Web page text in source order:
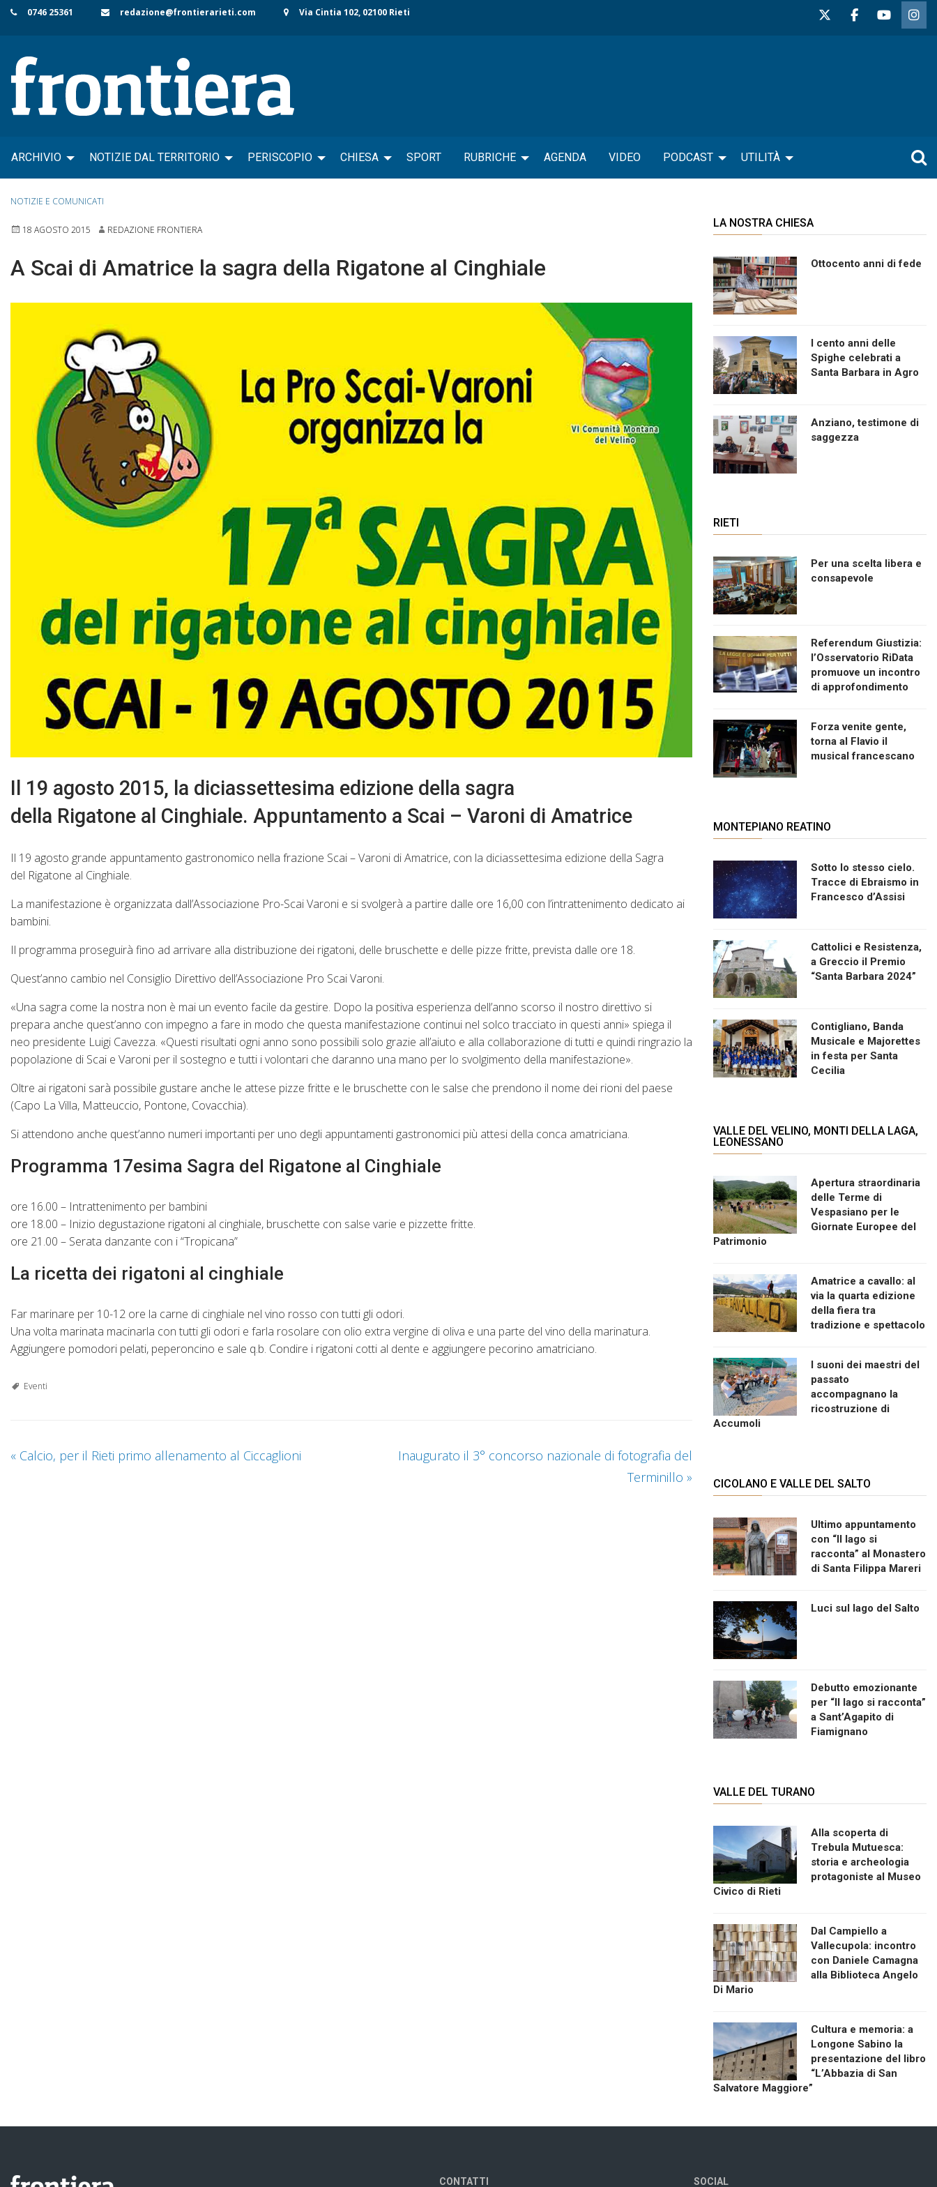
Skip
content
0746 25361 redazione@frontierarieti.com Via Cintia 102, 02100 Rieti
ARCHIVIO NOTIZIE DAL TERRITORIO PERISCOPIO CHIESA SPORT RUBRICHE AGENDA VIDEO PODCAST UTILITÀ
NOTIZIE E COMUNICATI
18 AGOSTO 2015 REDAZIONE FRONTIERA
A Scai di Amatrice la sagra della Rigatone al Cinghiale
Il 19 agosto 2015, la diciassettesima edizione della sagra
della Rigatone al Cinghiale. Appuntamento a Scai – Varoni di Amatrice
Il 19 agosto grande appuntamento gastronomico nella frazione Scai – Varoni di Amatrice, con la diciassettesima edizione della Sagra
del Rigatone al Cinghiale.
La manifestazione è organizzata dall’Associazione Pro-Scai Varoni e si svolgerà a partire dalle ore 16,00 con l’intrattenimento dedicato ai
bambini.
Il programma proseguirà fino ad arrivare alla distribuzione dei rigatoni, delle bruschette e delle pizze fritte, prevista dalle ore 18.
Quest’anno cambio nel Consiglio Direttivo dell’Associazione Pro Scai Varoni.
«Una sagra come la nostra non è mai un evento facile da gestire. Dopo la positiva esperienza dell’anno scorso il nostro direttivo si
prepara anche quest’anno con impegno a fare in modo che questa manifestazione continui nel solco tracciato in questi anni» spiega il
neo presidente Luigi Cavezza. «Questi risultati ogni anno sono possibili solo grazie all’aiuto e alla collaborazione di tutti e quindi ringrazio la
popolazione di Scai e Varoni per il sostegno e tutti i volontari che daranno una mano per lo svolgimento della manifestazione».
Oltre ai rigatoni sarà possibile gustare anche le attese pizze fritte e le bruschette con le salse che prendono il nome dei rioni del paese
(Capo La Villa, Matteuccio, Pontone, Covacchia).
Si attendono anche quest’anno numeri importanti per uno degli appuntamenti gastronomici più attesi della conca amatriciana.
Programma 17esima Sagra del Rigatone al Cinghiale
ore 16.00 – Intrattenimento per bambini
ore 18.00 – Inizio degustazione rigatoni al cinghiale, bruschette con salse varie e pizzette fritte.
ore 21.00 – Serata danzante con i “Tropicana”
La ricetta dei rigatoni al cinghiale
Far marinare per 10-12 ore la carne di cinghiale nel vino rosso con tutti gli odori.
Una volta marinata macinarla con tutti gli odori e farla rosolare con olio extra vergine di oliva e una parte del vino della marinatura.
Aggiungere pomodori pelati, peperoncino e sale q.b. Condire i rigatoni cotti al dente e aggiungere pecorino amatriciano.
Eventi
« Calcio, per il Rieti primo allenamento al Ciccaglioni
Inaugurato il 3° concorso nazionale di fotografia del
Terminillo »
LA NOSTRA CHIESA
Ottocento anni di fede
I cento anni delle
Spighe celebrati a
Santa Barbara in Agro
Anziano, testimone di
saggezza
RIETI
Per una scelta libera e
consapevole
Referendum Giustizia:
l’Osservatorio RiData
promuove un incontro
di approfondimento
Forza venite gente,
torna al Flavio il
musical francescano
MONTEPIANO REATINO
Sotto lo stesso cielo.
Tracce di Ebraismo in
Francesco d’Assisi
Cattolici e Resistenza,
a Greccio il Premio
“Santa Barbara 2024”
Contigliano, Banda
Musicale e Majorettes
in festa per Santa
Cecilia
VALLE DEL VELINO, MONTI DELLA LAGA,
LEONESSANO
Apertura straordinaria
delle Terme di
Vespasiano per le
Giornate Europee del
Patrimonio
Amatrice a cavallo: al
via la quarta edizione
della fiera tra
tradizione e spettacolo
I suoni dei maestri del
passato
accompagnano la
ricostruzione di
Accumoli
CICOLANO E VALLE DEL SALTO
Ultimo appuntamento
con “Il lago si
racconta” al Monastero
di Santa Filippa Mareri
Luci sul lago del Salto
Debutto emozionante
per “Il lago si racconta”
a Sant’Agapito di
Fiamignano
VALLE DEL TURANO
Alla scoperta di
Trebula Mutuesca:
storia e archeologia
protagoniste al Museo
Civico di Rieti
Dal Campiello a
Vallecupola: incontro
con Daniele Camagna
alla Biblioteca Angelo
Di Mario
Cultura e memoria: a
Longone Sabino la
presentazione del libro
“L’Abbazia di San
Salvatore Maggiore”
CONTATTI SOCIAL